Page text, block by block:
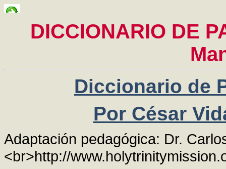
DICCIONARIO DE
Diccionario de
Por César
Adaptación pedagógica: Dr.
<br>http://